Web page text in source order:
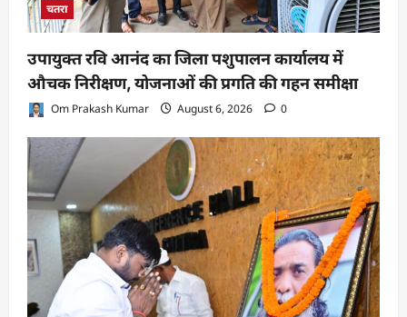
चतरा
उपायुक्त रवि आनंद का जिला पशुपालन कार्यालय में
औचक निरीक्षण, योजनाओं की प्रगति की गहन समीक्षा
Om Prakash Kumar August 6, 2026 0